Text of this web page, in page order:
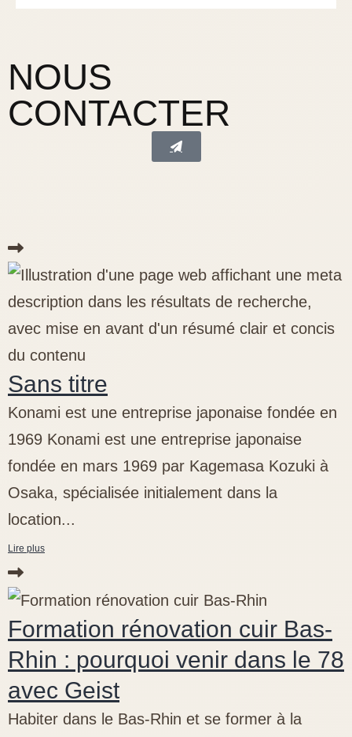
NOUS
CONTACTER
Sans titre
Konami est une entreprise japonaise fondée en
1969 Konami est une entreprise japonaise
fondée en mars 1969 par Kagemasa Kozuki à
Osaka, spécialisée initialement dans la
location...
Lire plus
Formation rénovation cuir Bas-
Rhin : pourquoi venir dans le 78
avec Geist
Habiter dans le Bas-Rhin et se former à la